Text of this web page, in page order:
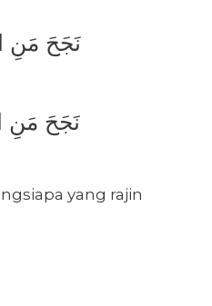
نَجَحَ مَنِ
نَجَحَ مَنِ
yang rajin